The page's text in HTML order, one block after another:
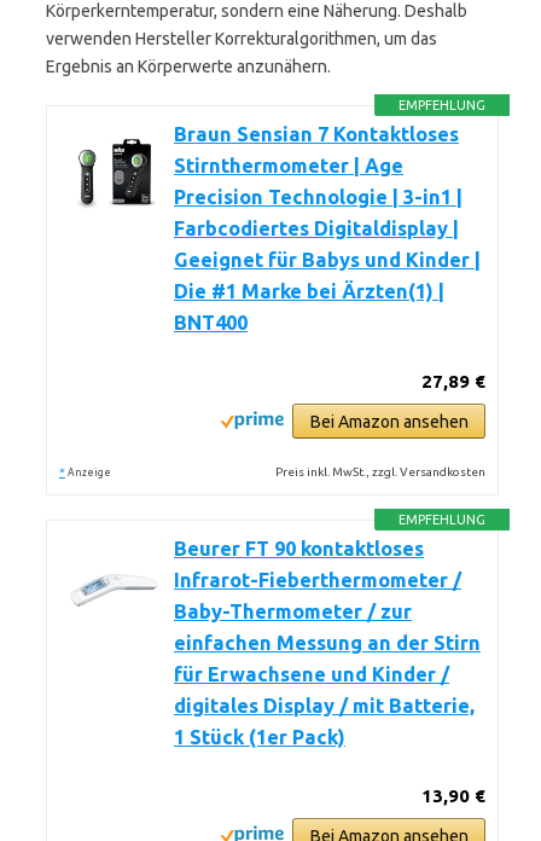
Körperkerntemperatur, sondern eine Näherung. Deshalb
verwenden Hersteller Korrekturalgorithmen, um das
Ergebnis an Körperwerte anzunähern.
EMPFEHLUNG
Braun Sensian 7 Kontaktloses
Stirnthermometer | Age
Precision Technologie | 3-in1 |
Farbcodiertes Digitaldisplay |
Geeignet für Babys und Kinder |
Die #1 Marke bei Ärzten(1) |
BNT400
27,89 €
Bei Amazon ansehen
* Anzeige Preis inkl. MwSt., zzgl. Versandkosten
EMPFEHLUNG
Beurer FT 90 kontaktloses
Infrarot-Fieberthermometer /
Baby-Thermometer / zur
einfachen Messung an der Stirn
für Erwachsene und Kinder /
digitales Display / mit Batterie,
1 Stück (1er Pack)
13,90 €
Bei Amazon ansehen